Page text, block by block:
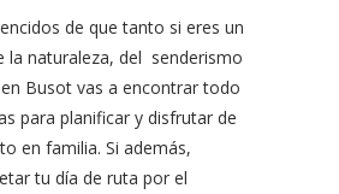
de que tanto si eres un
la naturaleza, del senderismo
Busot vas a encontrar todo
para planificar y disfrutar de
en familia. Si además,
tu día de ruta por el